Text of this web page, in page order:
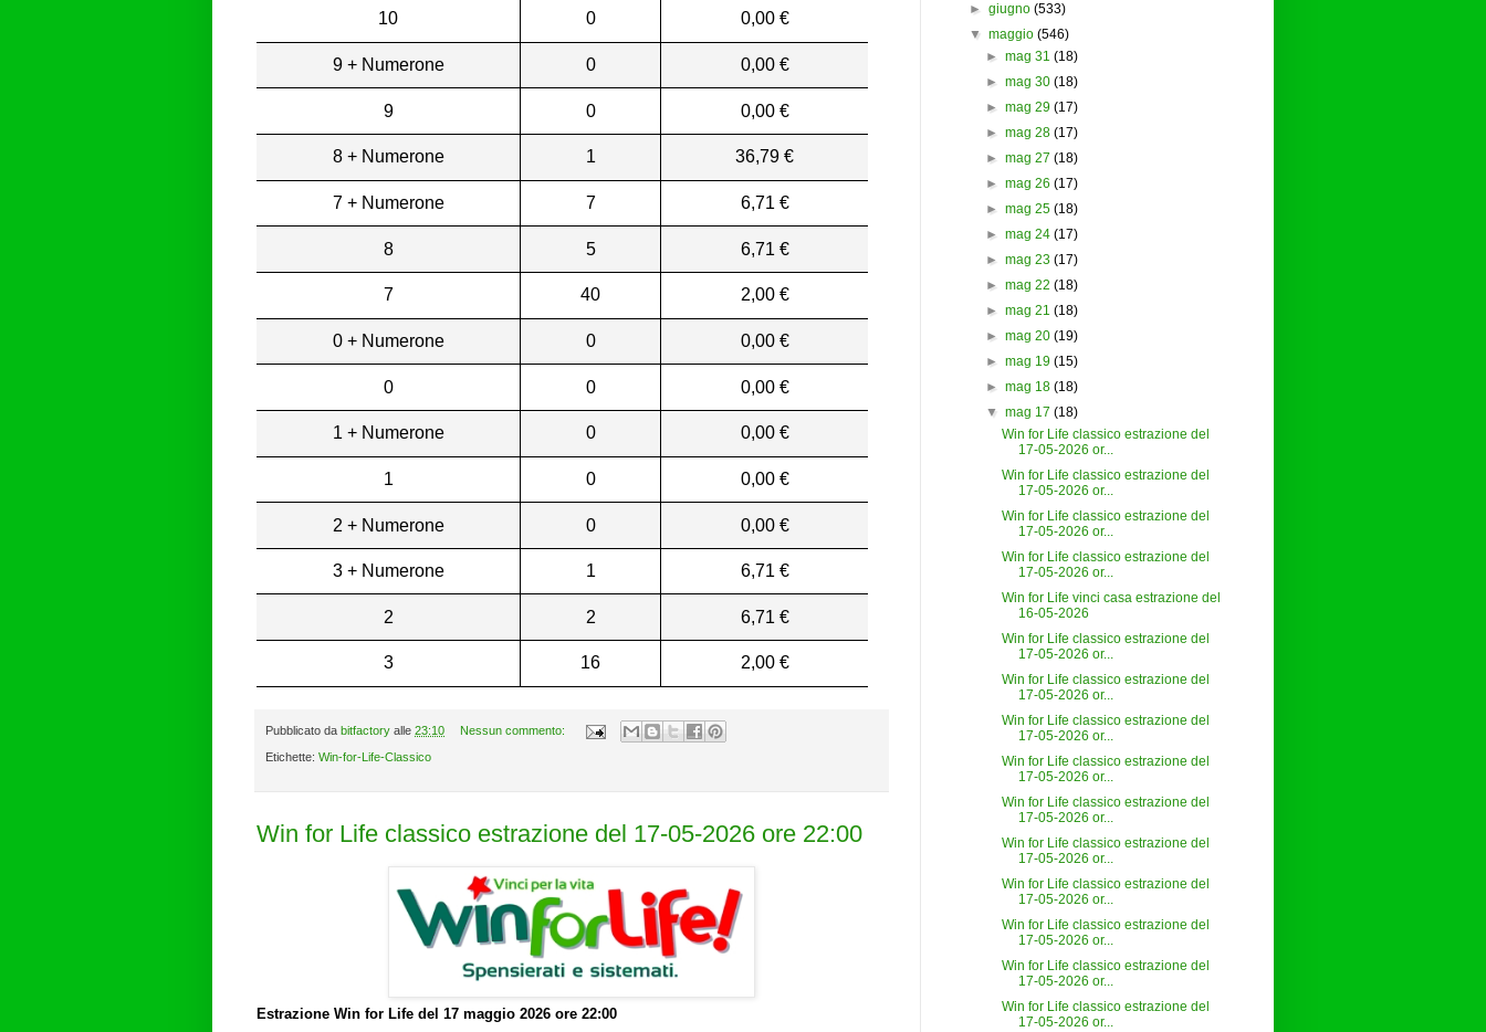
10 0 0,00 €
9 + Numerone 0 0,00 €
9 0 0,00 €
8 + Numerone 1 36,79 €
7 + Numerone 7 6,71 €
8 5 6,71 €
7 40 2,00 €
0 + Numerone 0 0,00 €
0 0 0,00 €
1 + Numerone 0 0,00 €
1 0 0,00 €
2 + Numerone 0 0,00 €
3 + Numerone 1 6,71 €
2 2 6,71 €
3 16 2,00 €
Pubblicato da bitfactory alle 23:10 Nessun commento:
Etichette: Win-for-Life-Classico
Win for Life classico estrazione del 17-05-2026 ore 22:00
Estrazione Win for Life del 17 maggio 2026 ore 22:00
►giugno (533)
▼ maggio (546)
► mag 31 (18)
► mag 30 (18)
► mag 29 (17)
► mag 28 (17)
► mag 27 (18)
► mag 26 (17)
► mag 25 (18)
► mag 24 (17)
► mag 23 (17)
► mag 22 (18)
► mag 21 (18)
► mag 20 (19)
► mag 19 (15)
► mag 18 (18)
▼ mag 17 (18)
Win for Life classico estrazione del
17-05-2026 or...
Win for Life classico estrazione del
17-05-2026 or...
Win for Life classico estrazione del
17-05-2026 or...
Win for Life classico estrazione del
17-05-2026 or...
Win for Life vinci casa estrazione del
16-05-2026
Win for Life classico estrazione del
17-05-2026 or...
Win for Life classico estrazione del
17-05-2026 or...
Win for Life classico estrazione del
17-05-2026 or...
Win for Life classico estrazione del
17-05-2026 or...
Win for Life classico estrazione del
17-05-2026 or...
Win for Life classico estrazione del
17-05-2026 or...
Win for Life classico estrazione del
17-05-2026 or...
Win for Life classico estrazione del
17-05-2026 or...
Win for Life classico estrazione del
17-05-2026 or...
Win for Life classico estrazione del
17-05-2026 or...